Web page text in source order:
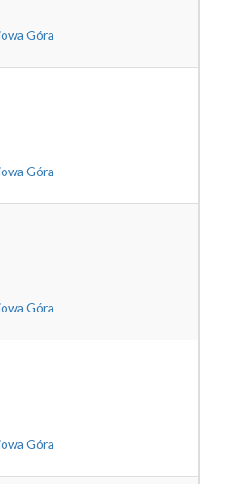
Góra
Góra
Góra
Góra